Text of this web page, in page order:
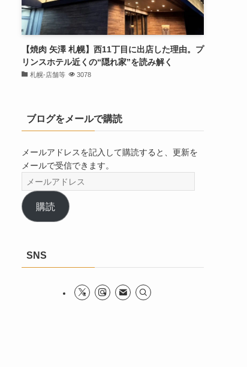
【焼肉 矢澤 札幌】西11丁目に出店した理由。プ
リンスホテル近くの“隠れ家”を読み解く
札幌-店舗等 3078
ブログをメールで購読
メールアドレスを記入して購読すると、更新を
メールで受信できます。
ー
ル
ア
ス
購読
SNS